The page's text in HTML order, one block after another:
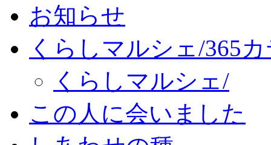
お知らせ
くらしマルシェ/365
くらしマルシェ/
この人に会いました